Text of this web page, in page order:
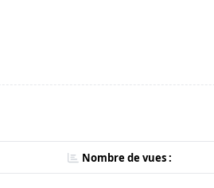
Nombre de vues :